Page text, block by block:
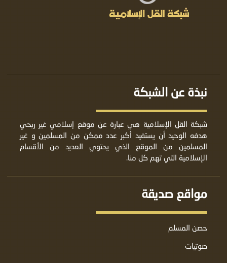
نبذة عن الشبكة
شبكة القل الإسلامية هي عبارة عن موقع إسلامي غير ربحي
هدفه الوحيد أن يستفيد أكبر عدد ممكن من المسلمين و غير
المسلمين من الموقع الذي يحتوي العديد من الأقسام
الإسلامية التي تهم كل منا.
مواقع صديقة
حصن المسلم
صوتيات